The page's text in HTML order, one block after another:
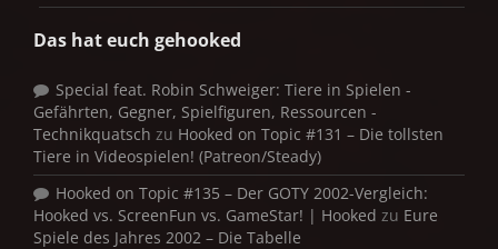
Das hat euch gehooked
Special feat. Robin Schweiger: Tiere in Spielen -
Gefährten, Gegner, Spielfiguren, Ressourcen -
Technikquatsch zu Hooked on Topic #131 – Die tollsten
Tiere in Videospielen! (Patreon/Steady)
Hooked on Topic #135 – Der GOTY 2002-Vergleich:
Hooked vs. ScreenFun vs. GameStar! | Hooked zu Eure
Spiele des Jahres 2002 – Die Tabelle